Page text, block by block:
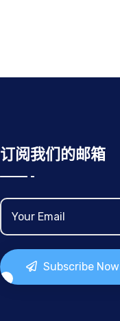
订阅我们的邮箱
Subscribe Now